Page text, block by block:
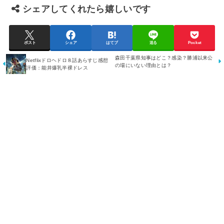
シェアしてくれたら嬉しいです
ポスト シェア はてブ 送る Pocket
Netflixドロヘドロ８話あらすじ感想
評価：能井爆乳半裸ドレス
森田千葉県知事はどこ？感染？勝浦以来公
の場にいない理由とは？